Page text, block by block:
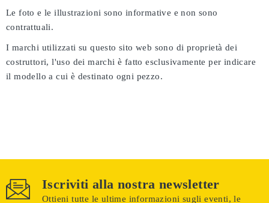
Le foto e le illustrazioni sono informative e non sono
contrattuali.
I marchi utilizzati su questo sito web sono di proprietà dei
costruttori, l'uso dei marchi è fatto esclusivamente per indicare
il modello a cui è destinato ogni pezzo.
Iscriviti alla nostra newsletter
Ottieni tutte le ultime informazioni sugli eventi, le